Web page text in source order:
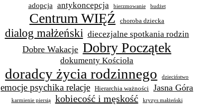
adopcja antykoncepcja bierzmowanie budżet
Centrum WIĘŹ choroba dziecka
dialog małżeński diecezjalne spotkania rodzin
Dobre Wakacje Dobry Początek
dokumenty Kościoła
doradcy życia rodzinnego dzieciństwo
emocje psychika relacje Hierarchia ważności Jasna Góra
karmienie piersią kobiecość i męskość kryzys małżeński